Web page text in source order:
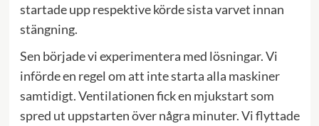
startade upp respektive körde sista varvet innan
stängning.
Sen började vi experimentera med lösningar. Vi
införde en regel om att inte starta alla maskiner
samtidigt. Ventilationen fick en mjukstart som
spred ut uppstarten över några minuter. Vi flyttade